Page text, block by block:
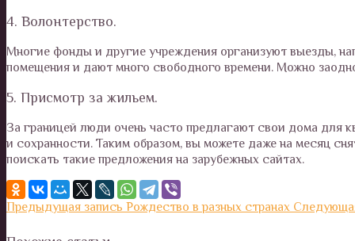
4. Волонтерство.
Многие фонды и другие учреждения организуют выезды,
помещения и дают много свободного времени. Можно
5. Присмотр за жильем.
За границей люди очень часто предлагают свои дома для
и сохранности. Таким образом, вы можете даже на месяц
поискать такие предложения на зарубежных сайтах.
Предыдущая запись Рождество в разных странах